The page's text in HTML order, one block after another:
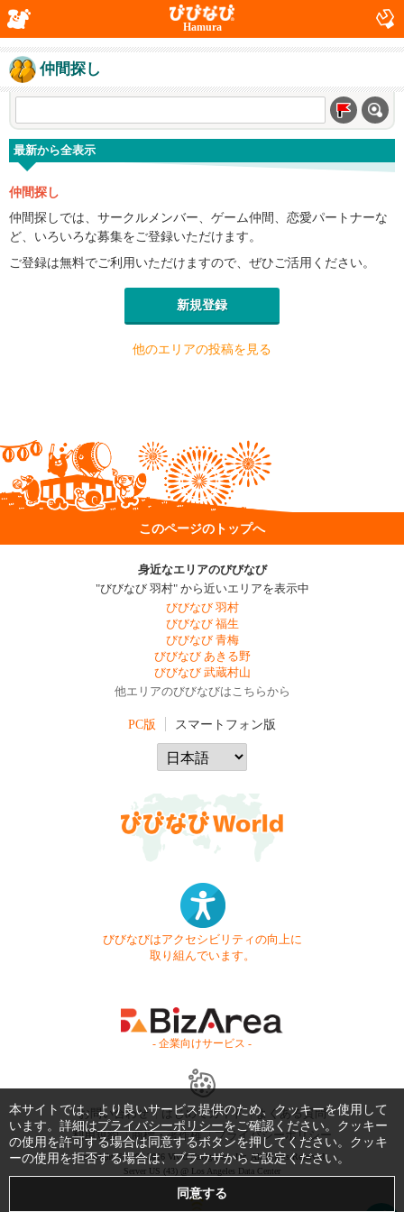
Hamura
仲間探し
最新から全表示
仲間探し
仲間探しでは、サークルメンバー、ゲーム仲間、恋愛パートナーな
ど、いろいろな募集をご登録いただけます。
ご登録は無料でご利用いただけますので、ぜひご活用ください。
新規登録
他のエリアの投稿を見る
このページのトップへ
身近なエリアのびびなび
"びびなび 羽村" から近いエリアを表示中
びびなび 羽村
びびなび 福生
びびなび 青梅
びびなび あきる野
びびなび 武蔵村山
他エリアのびびなびはこちらから
PC版 スマートフォン版
びびなびはアクセシビリティの向上に
取り組んでいます。
- 企業向けサービス -
お問い合わせ はじめてガイド
よくある質問
利用規約
商標・著作権 プライバシーポリシー
Copyright © 1999-2026 Vivid Navigation, Inc. All Rights Reserved.
Server US (43) @ Los Angeles Data Center
本サイトでは、より良いサービス提供のため、クッキーを使用して
います。詳細はプライバシーポリシーをご確認ください。クッキー
の使用を許可する場合は同意するボタンを押してください。クッキ
ーの使用を拒否する場合は、ブラウザからご設定ください。